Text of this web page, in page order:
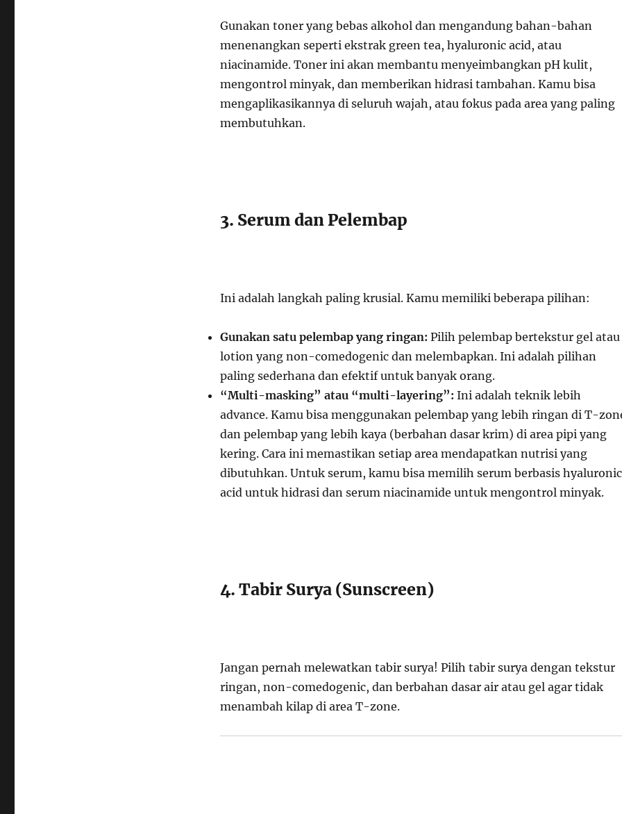
Gunakan toner yang bebas alkohol dan mengandung bahan-bahan
menenangkan seperti ekstrak green tea, hyaluronic acid, atau
niacinamide. Toner ini akan membantu menyeimbangkan pH kulit,
mengontrol minyak, dan memberikan hidrasi tambahan. Kamu bisa
mengaplikasikannya di seluruh wajah, atau fokus pada area yang paling
membutuhkan.
3. Serum dan Pelembap
Ini adalah langkah paling krusial. Kamu memiliki beberapa pilihan:
Gunakan satu pelembap yang ringan: Pilih pelembap bertekstur gel atau
lotion yang non-comedogenic dan melembapkan. Ini adalah pilihan
paling sederhana dan efektif untuk banyak orang.
“Multi-masking” atau “multi-layering”: Ini adalah teknik lebih
advance. Kamu bisa menggunakan pelembap yang lebih ringan di T-
dan pelembap yang lebih kaya (berbahan dasar krim) di area pipi yang
kering. Cara ini memastikan setiap area mendapatkan nutrisi yang
dibutuhkan. Untuk serum, kamu bisa memilih serum berbasis hyaluronic
acid untuk hidrasi dan serum niacinamide untuk mengontrol minyak.
4. Tabir Surya (Sunscreen)
Jangan pernah melewatkan tabir surya! Pilih tabir surya dengan tekstur
ringan, non-comedogenic, dan berbahan dasar air atau gel agar tidak
menambah kilap di area T-zone.